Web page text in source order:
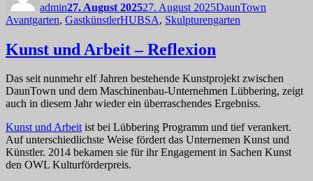
admin27. August 202527. August 2025DaunTown
Avantgarten, GastkünstlerSchlagwörter
HUBSA, Skulpturengarten
Kunst und Arbeit – Reflexion
Das seit nunmehr elf Jahren bestehende Kunstprojekt zwischen
DaunTown und dem Maschinenbau-Unternehmen Lübbering, zeigt
auch in diesem Jahr wieder ein überraschendes Ergebniss.
Kunst und Arbeitist bei Lübbering Programm und tief verankert.
Auf unterschiedlichste Weise fördert das Unternemen Kunst und
Künstler. 2014 bekamen sie für ihr Engagement in Sachen Kunst
den OWL Kulturförderpreis.